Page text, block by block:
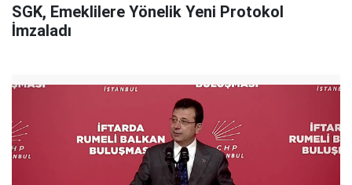
SGK, Emeklilere Yönelik Yeni Protokol
İmzaladı